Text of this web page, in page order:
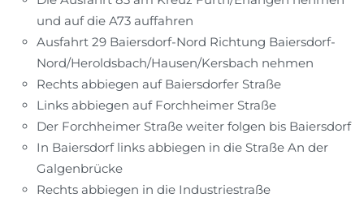
und auf die A73 auffahren
Ausfahrt 29 Baiersdorf-Nord Richtung Baiersdorf-
Nord/Heroldsbach/Hausen/Kersbach nehmen
Rechts abbiegen auf Baiersdorfer Straße
Links abbiegen auf Forchheimer Straße
Der Forchheimer Straße weiter folgen bis Baiersdorf
In Baiersdorf links abbiegen in die Straße An der
Galgenbrücke
Rechts abbiegen in die Industriestraße